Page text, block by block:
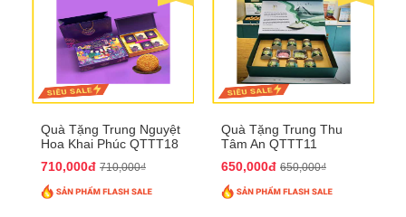
Quà Tặng Trung Nguyệt
Hoa Khai Phúc QTTT18
710,000đ 710,000₫
Quà Tặng Trung Thu
Tâm An QTTT11
650,000đ 650,000₫